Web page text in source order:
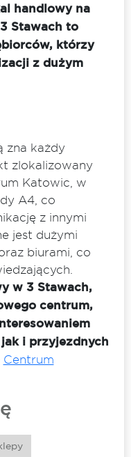
handlowy na
Stawach to
którzy
z dużym
zna każdy
zlokalizowany
Katowic, w
A4, co
z innymi
jest dużymi
biurami, co
w 3 Stawach,
centrum,
i przyjezdnych
Centrum